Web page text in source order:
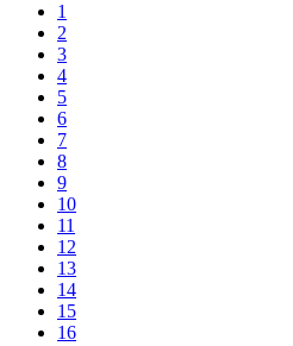
1
2
3
4
5
6
7
8
9
10
11
12
13
14
15
16